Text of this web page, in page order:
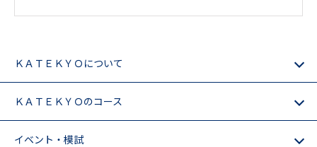
ＫＡＴＥＫＹＯについて
ＫＡＴＥＫＹＯのコース
イベント・模試